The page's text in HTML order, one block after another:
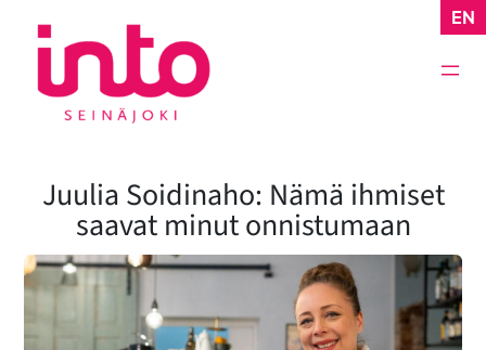
sisältöön
EN
Juulia Soidinaho: Nämä ihmiset
saavat minut onnistumaan